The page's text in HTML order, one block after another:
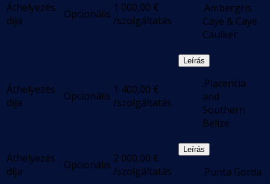
Áthelyezés
díja
Opcionális 1 000,00 €
/szolgáltatás
.Ambergris
Caye & Caye
Caulker
Áthelyezés
díja
Opcionális 1 400,00 €
/szolgáltatás
Leírás
.Placencia
and
Southern
Belize
Áthelyezés
díja
Opcionális 2 000,00 €
/szolgáltatás
Leírás
.Punta Gorda